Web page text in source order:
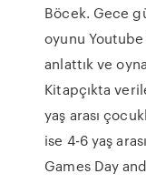
Böcek. Gece
oyunu Youtube
anlattık ve
Kitapçıkta
yaş arası
ise 4-6 yaş
Games Day